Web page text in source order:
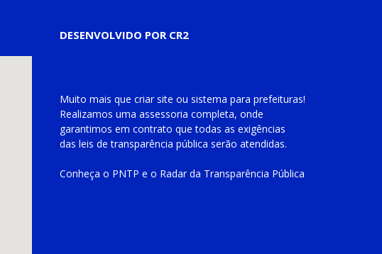
DESENVOLVIDO POR CR2
Muito mais que criar site ou sistema para prefeituras!
Realizamos uma assessoria completa, onde
garantimos em contrato que todas as exigências
das leis de transparência pública serão atendidas.
Conheça o PNTP e o Radar da Transparência Pública